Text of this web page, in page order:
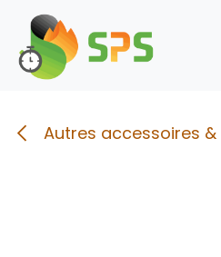
Se rendre au contenu
Autres accessoires